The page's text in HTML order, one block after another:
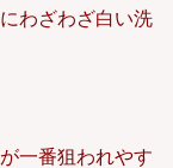
わざわざ白い洗
一番狙われやす